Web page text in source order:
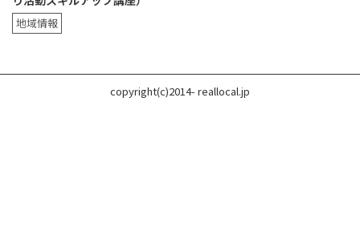
地域情報
copyright(c)2014- reallocal.jp